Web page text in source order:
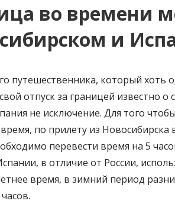
во времени
и
путешественника, который хоть
отпуск за границей известно о
не исключение. Для того
время, по прилету из
перевести время на 5
в отличие от России,
время, в зимний период